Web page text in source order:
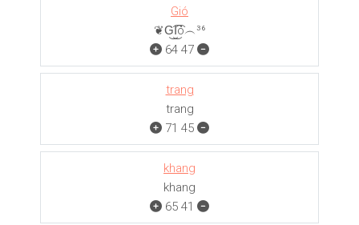
Gió
❦G͜͡I͜͡ó︵³⁶
64 47
trang
trang
71 45
khang
khang
65 41